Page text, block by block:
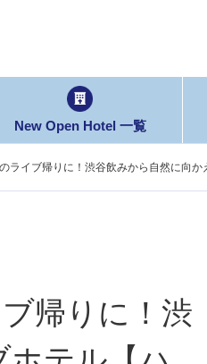
New Open Hotel 一覧
ライブ帰りに！渋谷飲みから自然に向
帰りに！渋